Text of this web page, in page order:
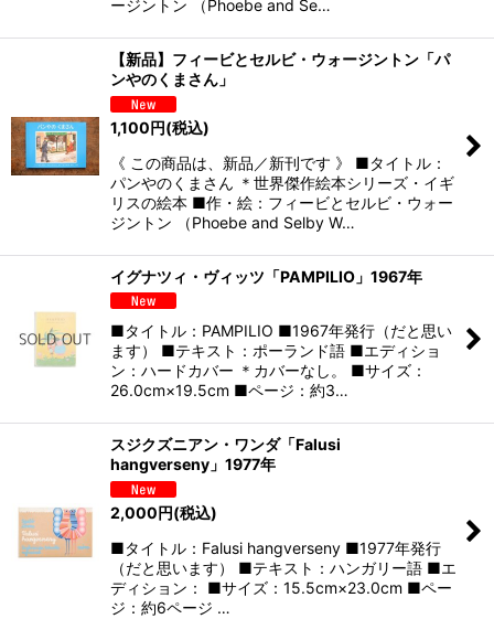
ージントン （Phoebe and Se…
【新品】フィービとセルビ・ウォージントン「パ
ンやのくまさん」
1,100円(税込)
《 この商品は、新品／新刊です 》 ■タイトル：
パンやのくまさん ＊世界傑作絵本シリーズ・イギ
リスの絵本 ■作・絵：フィービとセルビ・ウォー
ジントン （Phoebe and Selby W…
イグナツィ・ヴィッツ「PAMPILIO」1967年
■タイトル：PAMPILIO ■1967年発行（だと思い
ます） ■テキスト：ポーランド語 ■エディショ
ン：ハードカバー ＊カバーなし。 ■サイズ：
26.0cm×19.5cm ■ページ：約3…
スジクズニアン・ワンダ「Falusi
hangverseny」1977年
2,000円(税込)
■タイトル：Falusi hangverseny ■1977年発行
（だと思います） ■テキスト：ハンガリー語 ■エ
ディション： ■サイズ：15.5cm×23.0cm ■ペー
ジ：約6ページ …